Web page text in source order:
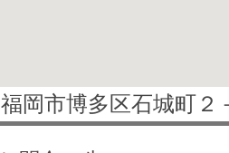
福岡市博多区石城町２